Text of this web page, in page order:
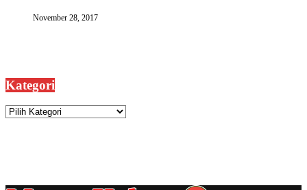
November 28, 2017
Kategori
Kategori